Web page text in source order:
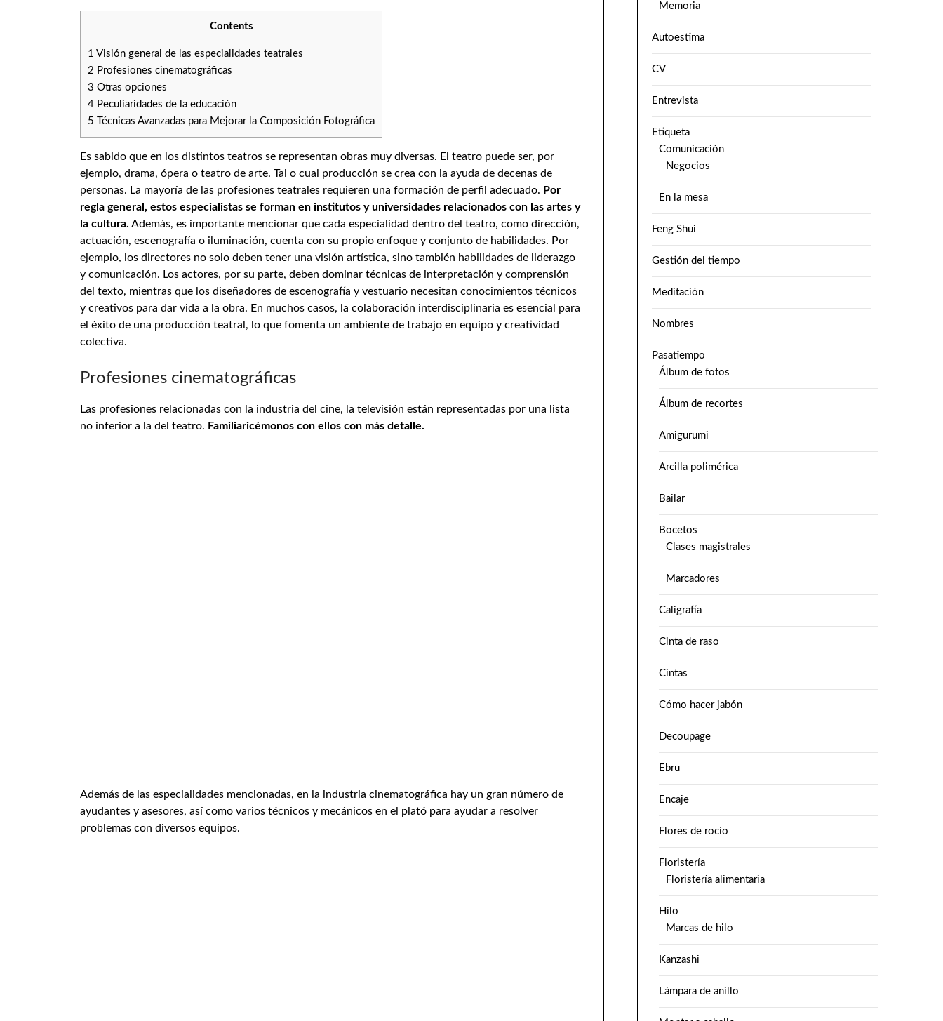
Contents
1 Visión general de las especialidades teatrales
2 Profesiones cinematográficas
3 Otras opciones
4 Peculiaridades de la educación
5 Técnicas Avanzadas para Mejorar la Composición Fotográfica
Es sabido que en los distintos teatros se representan obras muy diversas. El teatro puede ser, por
ejemplo, drama, ópera o teatro de arte. Tal o cual producción se crea con la ayuda de decenas de
personas. La mayoría de las profesiones teatrales requieren una formación de perfil adecuado. Por
regla general, estos especialistas se forman en institutos y universidades relacionados con las artes y
la cultura. Además, es importante mencionar que cada especialidad dentro del teatro, como dirección,
actuación, escenografía o iluminación, cuenta con su propio enfoque y conjunto de habilidades. Por
ejemplo, los directores no solo deben tener una visión artística, sino también habilidades de liderazgo
y comunicación. Los actores, por su parte, deben dominar técnicas de interpretación y comprensión
del texto, mientras que los diseñadores de escenografía y vestuario necesitan conocimientos técnicos
y creativos para dar vida a la obra. En muchos casos, la colaboración interdisciplinaria es esencial para
el éxito de una producción teatral, lo que fomenta un ambiente de trabajo en equipo y creatividad
colectiva.
Profesiones cinematográficas
Las profesiones relacionadas con la industria del cine, la televisión están representadas por una lista
no inferior a la del teatro. Familiaricémonos con ellos con más detalle.
Además de las especialidades mencionadas, en la industria cinematográfica hay un gran número de
ayudantes y asesores, así como varios técnicos y mecánicos en el plató para ayudar a resolver
problemas con diversos equipos.
Memoria
Autoestima
CV
Entrevista
Etiqueta
Comunicación
Negocios
En la mesa
Feng Shui
Gestión del tiempo
Meditación
Nombres
Pasatiempo
Álbum de fotos
Álbum de recortes
Amigurumi
Arcilla polimérica
Bailar
Bocetos
Clases magistrales
Marcadores
Caligrafía
Cinta de raso
Cintas
Cómo hacer jabón
Decoupage
Ebru
Encaje
Flores de rocío
Floristería
Floristería alimentaria
Hilo
Marcas de hilo
Kanzashi
Lámpara de anillo